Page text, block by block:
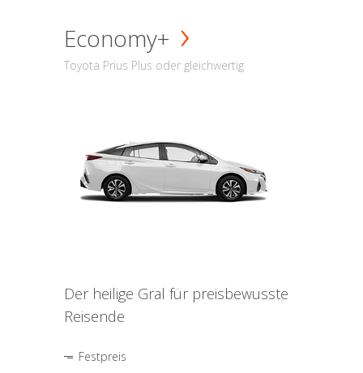
Economy+
Toyota Prius Plus oder gleichwertig
Der heilige Gral für preisbewusste
Reisende
Festpreis